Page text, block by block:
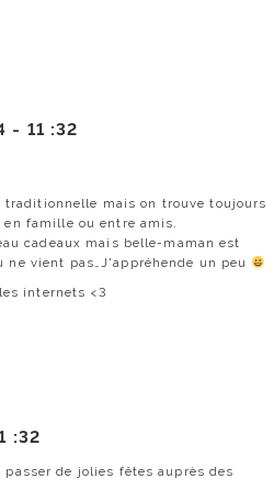
- 11 :32
mais on trouve toujours
famille ou entre amis.
cadeaux mais belle-maman est
ne vient pas…J'appréhende un peu
internets <3
:32
de jolies fêtes auprès des